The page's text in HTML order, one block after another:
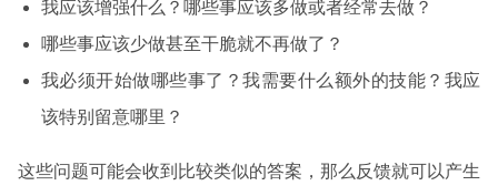
我应该增强什么？哪些事应该多做或者经常去做？
哪些事应该少做甚至干脆就不再做了？
我必须开始做哪些事了？我需要什么额外的技能？我应
该特别留意哪里？
这些问题可能会收到比较类似的答案，那么反馈就可以产生